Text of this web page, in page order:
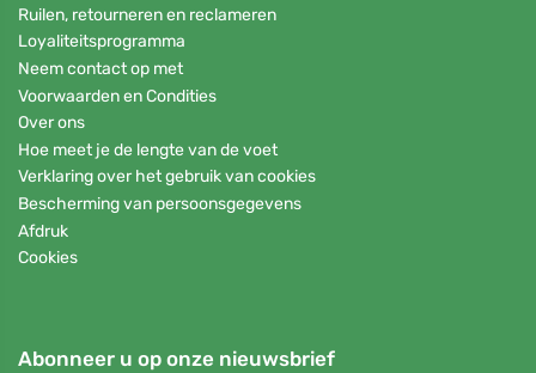
Ruilen, retourneren en reclameren
Loyaliteitsprogramma
Neem contact op met
Voorwaarden en Condities
Over ons
Hoe meet je de lengte van de voet
Verklaring over het gebruik van cookies
Bescherming van persoonsgegevens
Afdruk
Cookies
Abonneer u op onze nieuwsbrief